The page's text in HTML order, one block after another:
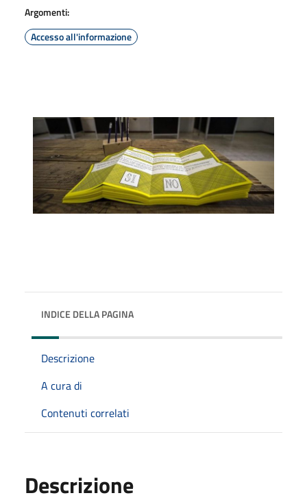
Argomenti:
Accesso all'informazione
INDICE DELLA PAGINA
Descrizione
A cura di
Contenuti correlati
Descrizione